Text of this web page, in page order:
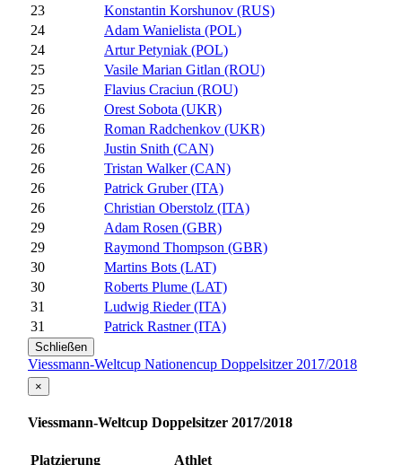
23
Konstantin Korshunov (RUS)
24
Adam Wanielista (POL)
24
Artur Petyniak (POL)
25
Vasile Marian Gitlan (ROU)
25
Flavius Craciun (ROU)
26
Orest Sobota (UKR)
26
Roman Radchenkov (UKR)
26
Justin Snith (CAN)
26
Tristan Walker (CAN)
26
Patrick Gruber (ITA)
26
Christian Oberstolz (ITA)
29
Adam Rosen (GBR)
29
Raymond Thompson (GBR)
30
Martins Bots (LAT)
30
Roberts Plume (LAT)
31
Ludwig Rieder (ITA)
31
Patrick Rastner (ITA)
Schließen
Viessmann-Weltcup Nationencup Doppelsitzer 2017/2018
×
Viessmann-Weltcup Doppelsitzer 2017/2018
Platzierung
Athlet